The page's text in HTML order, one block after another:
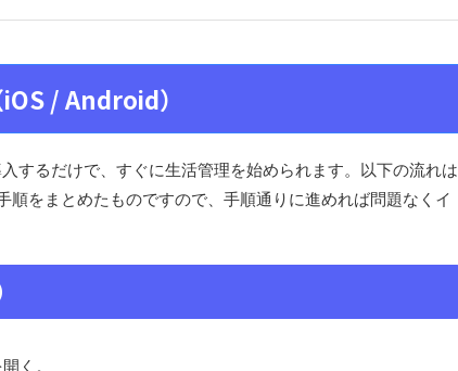
/ Android）
するだけで、すぐに生活管理を始められます。以下の流れは
順をまとめたものですので、手順通りに進めれば問題なくイ
く。